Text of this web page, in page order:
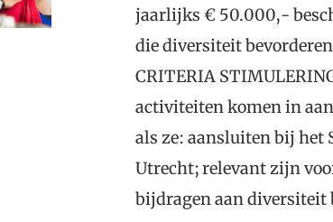
jaarlijks € 50.000,-
die diversiteit
CRITERIA
activiteiten komen in
als ze: aansluiten bij het
Utrecht; relevant zijn
bijdragen aan diversiteit